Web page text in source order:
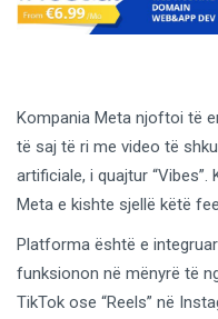
Kompania Meta njoftoi të
të saj të ri me video të
artificiale, i quajtur
Meta e kishte sjellë këtë
Platforma është e
funksionon në mënyrë të
TikTok ose “Reels” në